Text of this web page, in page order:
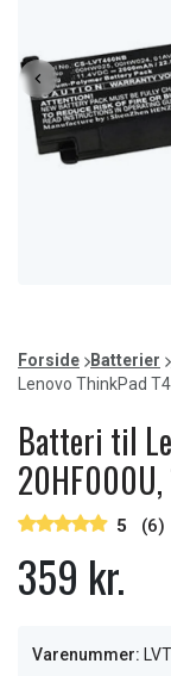
of
3
Forside Batterier
Lenovo ThinkPad
Batteri til
20HF000U,
5 (6)
359 kr.
Varenummer: